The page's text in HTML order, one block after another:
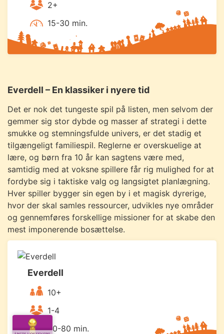
2+
15-30 min.
Everdell – En klassiker i nyere tid
Det er nok det tungeste spil på listen, men selvom der
gemmer sig stor dybde og masser af strategi i dette
smukke og stemningsfulde univers, er det stadig et
tilgængeligt familiespil. Reglerne er overskuelige at
lære, og børn fra 10 år kan sagtens være med,
samtidig med at voksne spillere får rig mulighed for at
fordybe sig i taktiske valg og langsigtet planlægning.
Hver spiller bygger sin egen by i et magisk dyrerige,
hvor der skal samles ressourcer, udvikles nye områder
og gennemføres forskellige missioner for at skabe den
mest imponerende bosættelse.
Everdell
10+
1-4
40-80 min.